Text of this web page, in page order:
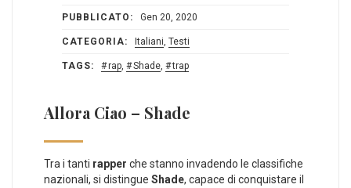
PUBBLICATO: Gen 20, 2020
CATEGORIA: Italiani, Testi
TAGS: rap, Shade, trap
Allora Ciao – Shade
Tra i tanti rapper che stanno invadendo le classifiche
nazionali, si distingue Shade, capace di conquistare il